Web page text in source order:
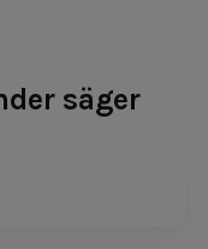
säger